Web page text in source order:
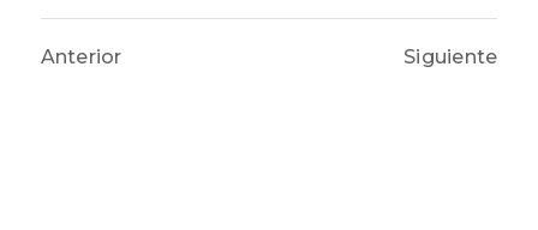
Anterior Siguiente